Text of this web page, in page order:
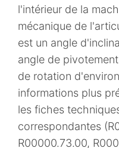
l'intérieur de la
mécanique de
est un angle
angle de
de rotation
informations plus
les fiches
correspondantes
R00000.73.00,